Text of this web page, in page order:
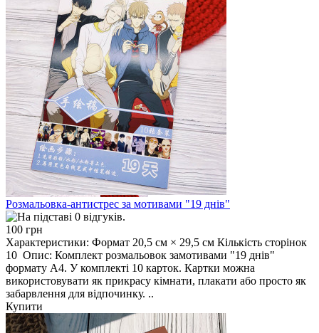
Розмальовка-антистрес за мотивами "19 днів"
100 грн
Характеристики: Формат 20,5 см × 29,5 см Кількість сторінок
10 Опис: Комплект розмальовок замотивами "19 днів"
формату А4. У комплекті 10 карток. Картки можна
використовувати як прикрасу кімнати, плакати або просто як
забарвлення для відпочинку. ..
Купити